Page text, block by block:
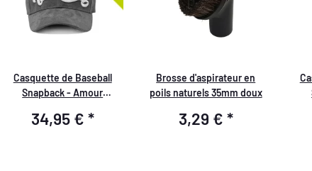
Casquette de Baseball
Snapback - Amour
34,95 € *
Brosse d'aspirateur en
poils naturels 35mm doux
3,29 € *